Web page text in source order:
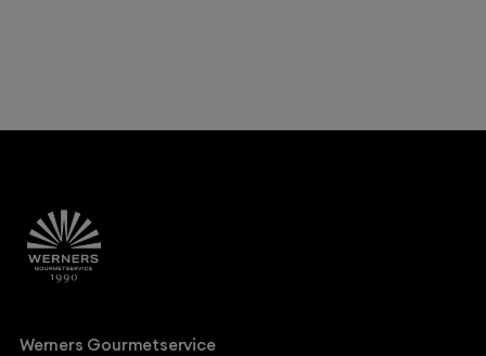
Werners Gourmetservice